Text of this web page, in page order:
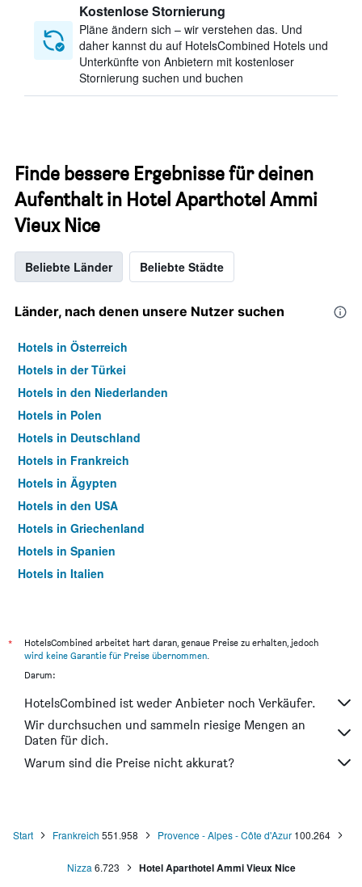
Kostenlose Stornierung
Pläne ändern sich – wir verstehen das. Und
daher kannst du auf HotelsCombined Hotels und
Unterkünfte von Anbietern mit kostenloser
Stornierung suchen und buchen
Finde bessere Ergebnisse für deinen
Aufenthalt in Hotel Aparthotel Ammi
Vieux Nice
Beliebte Länder Beliebte Städte
Länder, nach denen unsere Nutzer suchen
Hotels in Österreich
Hotels in der Türkei
Hotels in den Niederlanden
Hotels in Polen
Hotels in Deutschland
Hotels in Frankreich
Hotels in Ägypten
Hotels in den USA
Hotels in Griechenland
Hotels in Spanien
Hotels in Italien
*
HotelsCombined arbeitet hart daran, genaue Preise zu erhalten, jedoch
wird keine Garantie für Preise übernommen.
Darum:
HotelsCombined ist weder Anbieter noch Verkäufer.
Wir durchsuchen und sammeln riesige Mengen an
Daten für dich.
Warum sind die Preise nicht akkurat?
Start Frankreich 551.958 Provence - Alpes - Côte d'Azur 100.264
Nizza 6.723 Hotel Aparthotel Ammi Vieux Nice